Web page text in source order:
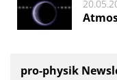
pro-physik